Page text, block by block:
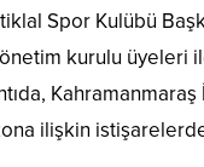
Spor Kulübü
kurulu üyeleri
ilişkin